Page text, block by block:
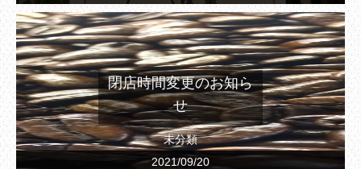
未分類
2021/09/20
閉店時間変更のお知ら
せ